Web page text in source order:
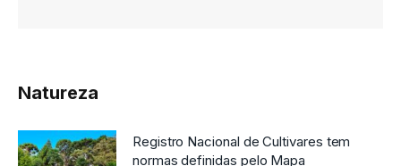
Natureza
Registro Nacional de Cultivares tem
normas definidas pelo Mapa